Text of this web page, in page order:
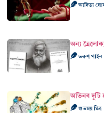
আদিত্য
অন্য
তরুণ পাইন
অভিনব দুটি
শুভময় মিত্র